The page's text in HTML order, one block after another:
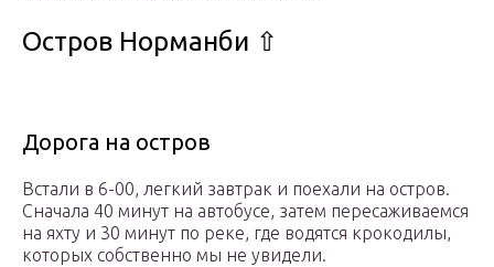
Остров Норманби ⇧
Дорога на остров
Встали в 6-00, легкий завтрак и поехали на остров.
Сначала 40 минут на автобусе, затем пересаживаемся
на яхту и 30 минут по реке, где водятся крокодилы,
которых собственно мы не увидели.